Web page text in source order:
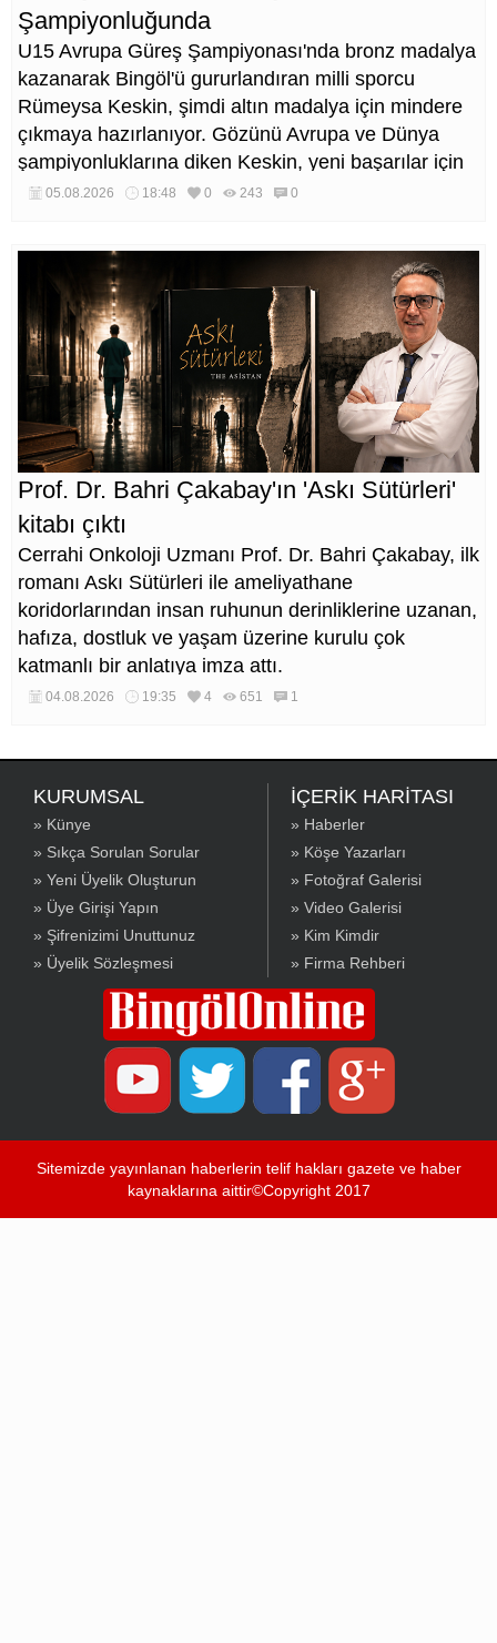
Şampiyonluğunda
U15 Avrupa Güreş Şampiyonası'nda bronz madalya
kazanarak Bingöl'ü gururlandıran milli sporcu
Rümeysa Keskin, şimdi altın madalya için mindere
çıkmaya hazırlanıyor. Gözünü Avrupa ve Dünya
şampiyonluklarına diken Keskin, yeni başarılar için
çalışmalarını sürdürüyor.
05.08.2026 18:48 0 243 0
Prof. Dr. Bahri Çakabay'ın 'Askı Sütürleri'
kitabı çıktı
Cerrahi Onkoloji Uzmanı Prof. Dr. Bahri Çakabay, ilk
romanı Askı Sütürleri ile ameliyathane
koridorlarından insan ruhunun derinliklerine uzanan,
hafıza, dostluk ve yaşam üzerine kurulu çok
katmanlı bir anlatıya imza attı.
04.08.2026 19:35 4 651 1
KURUMSAL
» Künye
» Sıkça Sorulan Sorular
» Yeni Üyelik Oluşturun
» Üye Girişi Yapın
» Şifrenizimi Unuttunuz
» Üyelik Sözleşmesi
İÇERİK HARİTASI
» Haberler
» Köşe Yazarları
» Fotoğraf Galerisi
» Video Galerisi
» Kim Kimdir
» Firma Rehberi
Sitemizde yayınlanan haberlerin telif hakları gazete ve haber
kaynaklarına aittir©Copyright 2017